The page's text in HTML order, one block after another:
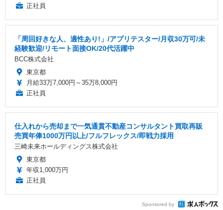
正社員
「周回好きな人、適性あり!」/アプリテスター/月収30万可/未
経験歓迎/リモート面接OK/20代活躍中
BCC株式会社
東京都
月給33万7,000円～35万8,000円
正社員
仕入れから売却まで一気通貫不動産コンサルタント買取再販
売買年俸1000万円以上/フルフレックス/即戦力採用
三崎未来ホールディングス株式会社
東京都
年収1,000万円
正社員
Sponsored by